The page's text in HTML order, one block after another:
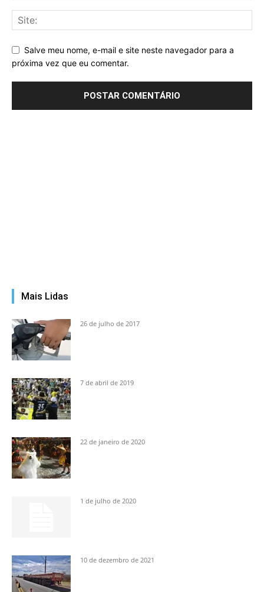
Salve meu nome, e-mail e site neste navegador para a
próxima vez que eu comentar.
Mais Lidas
26 de julho de 2017
7 de abril de 2019
22 de janeiro de 2020
1 de julho de 2020
10 de dezembro de 2021